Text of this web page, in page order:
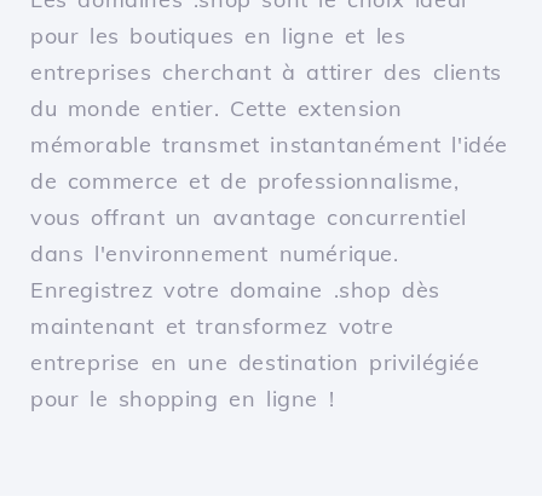
pour les boutiques en ligne et les
entreprises cherchant à attirer des clients
du monde entier. Cette extension
mémorable transmet instantanément l'idée
de commerce et de professionnalisme,
vous offrant un avantage concurrentiel
dans l'environnement numérique.
Enregistrez votre domaine .shop dès
maintenant et transformez votre
entreprise en une destination privilégiée
pour le shopping en ligne !